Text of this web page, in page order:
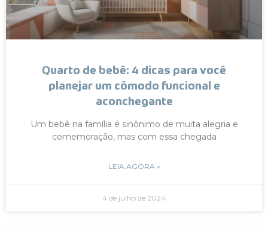
Quarto de bebê: 4 dicas para você
planejar um cômodo funcional e
aconchegante
Um bebê na família é sinônimo de muita alegria e
comemoração, mas com essa chegada
LEIA AGORA »
4 de julho de 2024